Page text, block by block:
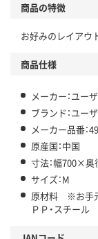
商品の特徴
お好みのレイアウ
商品仕様
メーカー：ユー
ブランド：ユーザ
メーカー品番：
原産国：中国
寸法：幅700×
サイズ：M
原材料 ※お手元
ＰＰ・スチール